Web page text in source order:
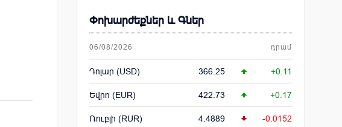
Փոխարժեքներ և Գներ
06/08/2026 դրամ
Դոլար (USD) 366.25 +0.11
Եվրո (EUR) 422.73 +0.17
Ռուբլի (RUR) 4.4889 -0.0152